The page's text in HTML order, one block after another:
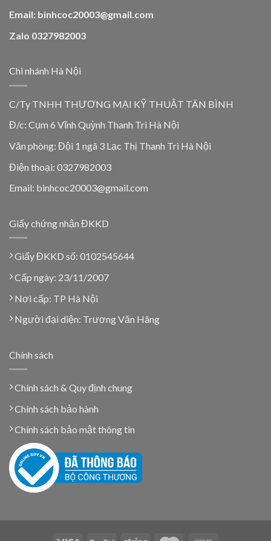
Email: binhcoc20003@gmail.com
Zalo 0327982003
Chi nhánh Hà Nội
C/Ty TNHH THƯƠNG MẠI KỸ THUẬT TÂN BÌNH
Đ/c: Cụm 6 Vĩnh Quỳnh Thanh Trì Hà Nội
Văn phòng: Đội 1 ngã 3 Lạc Thị Thanh Trì Hà Nội
Điện thoại: 0327982003
Email: binhcoc20003@gmail.com
Giấy chứng nhận ĐKKD
Giấy ĐKKD số: 0102545644
Cấp ngày: 23/11/2007
Nơi cấp: TP Hà Nội
Người đại diện: Trương Văn Hãng
Chính sách
Chính sách & Quy định chung
Chính sách bảo hành
Chính sách bảo mật thông tin